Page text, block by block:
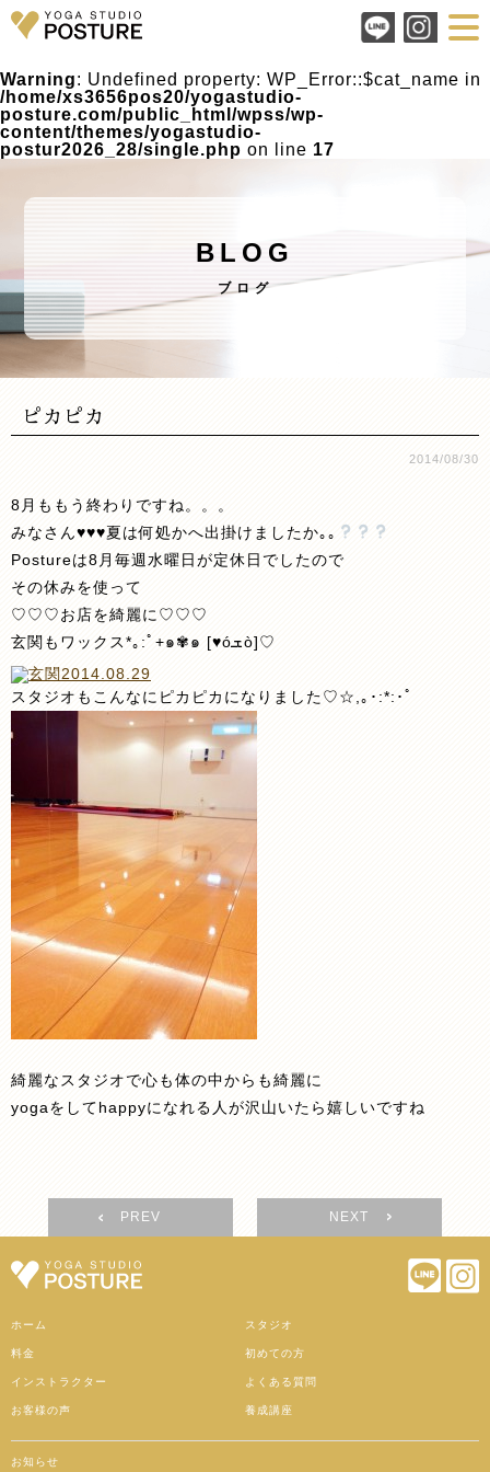
Warning: Undefined property: WP_Error::$cat_name in
/home/xs3656pos20/yogastudio-
posture.com/public_html/wpss/wp-
content/themes/yogastudio-
postur2026_28/single.php on line 17
BLOG
ブログ
ピカピカ
2014/08/30
8月ももう終わりですね。。。
みなさん♥♥♥夏は何処かへ出掛けましたか｡｡
Postureは8月毎週水曜日が定休日でしたので
その休みを使って
♡♡♡お店を綺麗に♡♡♡
玄関もワックス*｡:ﾟ+๑✾๑ [♥óܫò]♡
スタジオもこんなにピカピカになりました♡☆,｡･:*:･ﾟ
綺麗なスタジオで心も体の中からも綺麗に
yogaをしてhappyになれる人が沢山いたら嬉しいですね
PREV NEXT
ホーム スタジオ
料金 初めての方
インストラクター よくある質問
お客様の声 養成講座
お知らせ